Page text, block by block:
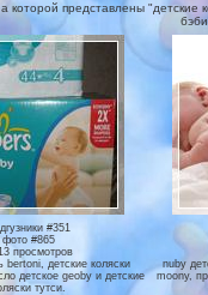
представлены "детские
#351
фото #865
просмотров
bertoni, детские коляски
детское geoby и детские
тутси.
nuby
moony,